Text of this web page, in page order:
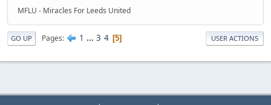
MFLU - Miracles For Leeds United
GO UP Pages 1 ... 3 4 5 USER ACTIONS